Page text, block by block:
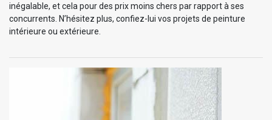
inégalable, et cela pour des prix moins chers par rapport à ses
concurrents. N’hésitez plus, confiez-lui vos projets de peinture
intérieure ou extérieure.